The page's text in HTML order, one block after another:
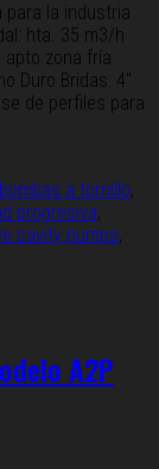
para la industria
hta. 35 m3/h
apto zona fría
Duro Bridas: 4″
de perfiles para
bombas a tornillo,
progresiva,
cavity pumps,
A2P